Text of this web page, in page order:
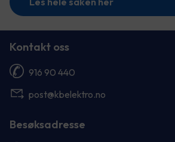
Kontakt oss
916 90 440
post@kbelektro.no
Besøksadresse